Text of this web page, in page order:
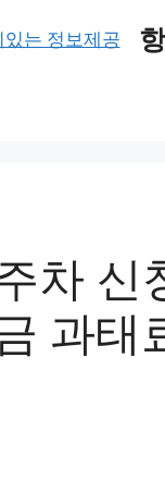
차 신
과태